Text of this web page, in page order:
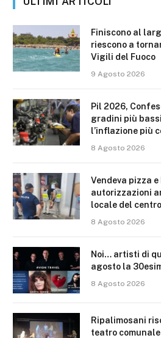
Finiscono al
riescono a
Vigili del Fuoco
9 Agosto 2026
Pil 2026,
gradini più
l’inflazione più
8 Agosto 2026
Vendeva pizza
autorizzazioni
locale del centro
8 Agosto 2026
Noi… artisti di
agosto la
8 Agosto 2026
Ripalimosani
teatro